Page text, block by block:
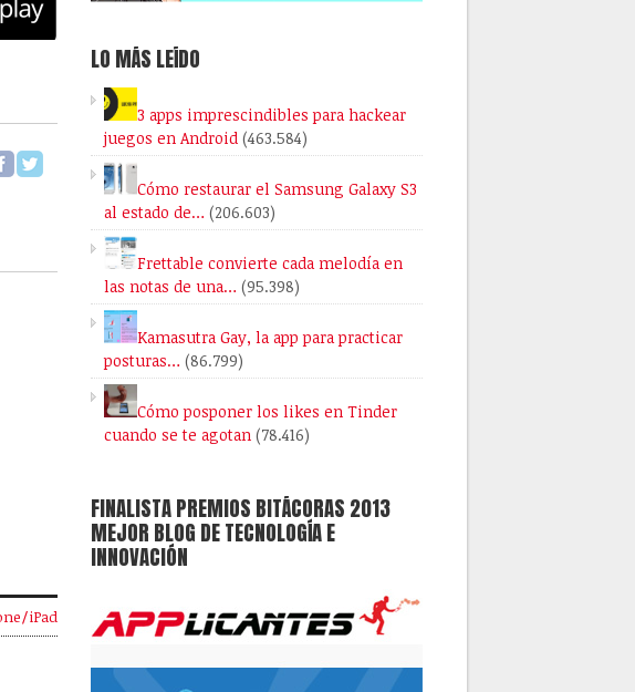
iPad
LO MÁS LEÍDO
3 apps imprescindibles para hackear
juegos en Android (463.584)
Cómo restaurar el Samsung Galaxy S3
al estado de… (206.603)
Frettable convierte cada melodía en
las notas de una… (95.398)
Kamasutra Gay, la app para practicar
posturas… (86.799)
Cómo posponer los likes en Tinder
cuando se te agotan (78.416)
FINALISTA PREMIOS BITÁCORAS 2013
MEJOR BLOG DE TECNOLOGÍA E
INNOVACIÓN